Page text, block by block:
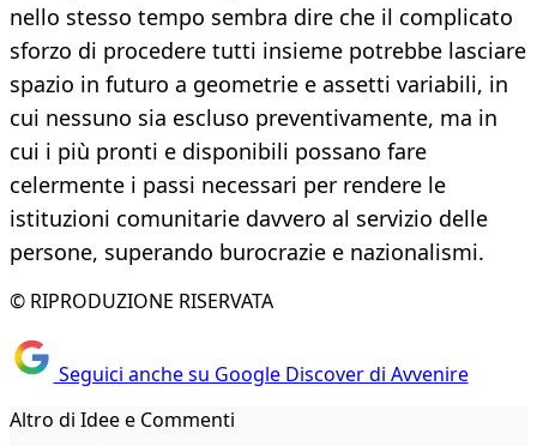
nello stesso tempo sembra dire che il complicato
sforzo di procedere tutti insieme potrebbe lasciare
spazio in futuro a geometrie e assetti variabili, in
cui nessuno sia escluso preventivamente, ma in
cui i più pronti e disponibili possano fare
celermente i passi necessari per rendere le
istituzioni comunitarie davvero al servizio delle
persone, superando burocrazie e nazionalismi.
© RIPRODUZIONE RISERVATA
Seguici anche su Google Discover di Avvenire
Altro di Idee e Commenti